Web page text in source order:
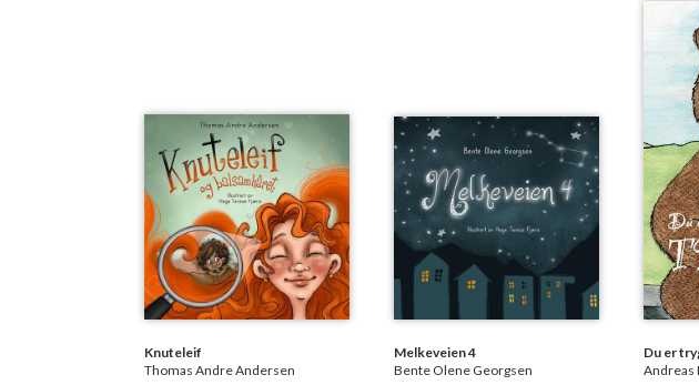
Knuteleif
Thomas Andre Andersen
Melkeveien 4
Bente Olene Georgsen
Du er
Andreas